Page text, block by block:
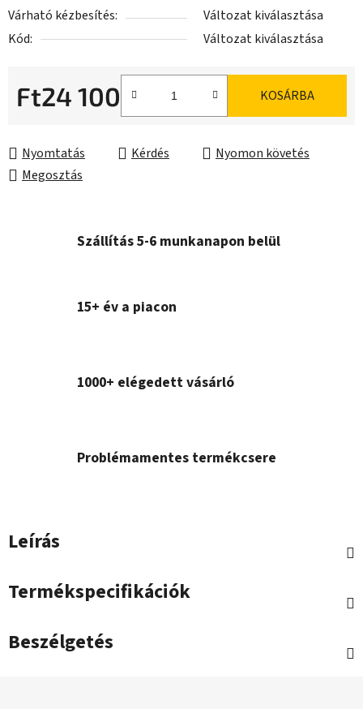
Várható kézbesítés:
Változat kiválasztása
Kód:
Változat kiválasztása
Ft24 100 KOSÁRBA
Nyomtatás Kérdés
Nyomon követés
Megosztás
Szállítás 5-6 munkanapon belül
15+ év a piacon
1000+ elégedett vásárló
Problémamentes termékcsere
Leírás
Termékspecifikációk
Beszélgetés